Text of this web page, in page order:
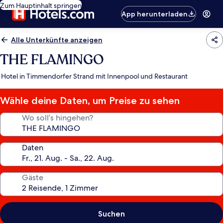
Zum Hauptinhalt springen
App herunterladen
Alle Unterkünfte anzeigen
THE FLAMINGO
Hotel in Timmendorfer Strand mit Innenpool und Restaurant
Wähle deine Daten, um Preise zu sehen
Wo soll’s hingehen?
Daten
Gäste
Suchen